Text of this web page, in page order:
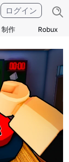
制作 Robux
ログイン